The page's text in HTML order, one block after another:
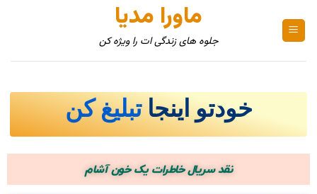
ماورا مدیا
جلوه های زندگی ات را ویژه کن
خودتو اینجا تبلیغ کن
نقد سریال خاطرات یک خون آشام